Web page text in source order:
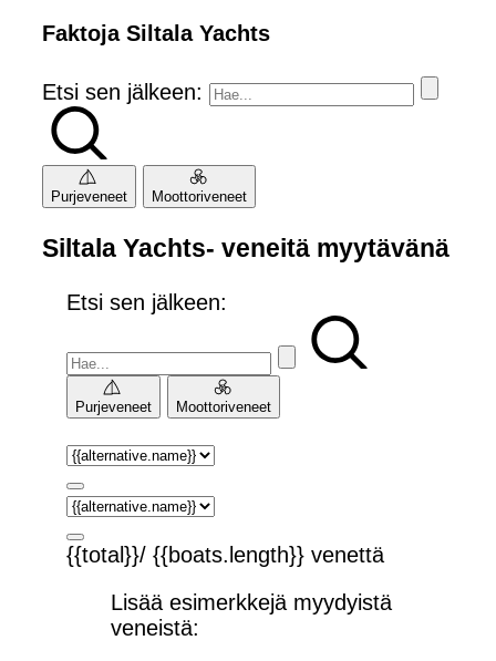
Faktoja Siltala Yachts
Etsi sen jälkeen:
Purjeveneet Moottoriveneet
Siltala Yachts- veneitä myytävänä
Etsi sen jälkeen:
Purjeveneet Moottoriveneet
{{total}}/ {{boats.length}} venettä
Lisää esimerkkejä myydyistä
veneistä: